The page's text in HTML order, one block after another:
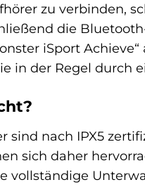
zu verbinden,
die
iSport
in der Regel durch
sind nach IPX5
sich daher
vollständige